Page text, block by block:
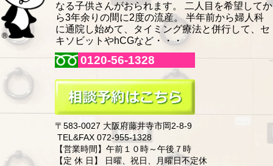
なる子供さんがおられます。 二人目を希望してか
ら3年余りの間に2度の流産。 半年前から婦人科
に通院し始めて、タイミング療法と併行して、セ
キソビットやhCGなど・・・
0120-56-1328
〒583-0027 大阪府藤井寺市岡2-8-9
TEL&FAX 072-955-1328
【営業時間】午前１０時～午後７時
【定 休 日】 日曜、祝日、月曜日不定休